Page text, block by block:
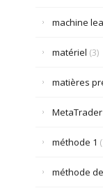
machine
matériel (3)
matières
MetaTrader
méthode 1
méthode